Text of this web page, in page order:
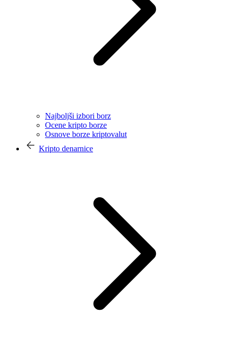
Najboljši izbori borz
Ocene kripto borze
Osnove borze kriptovalut
Kripto denarnice